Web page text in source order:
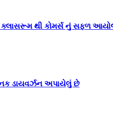
ક્લાસરૂમ થી કોમર્સ નું સફળ
ડાયવર્ઝન અપાયેલું છે